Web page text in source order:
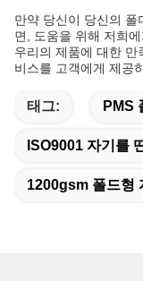
만약 당신이 당신의
면, 도움을 위해 저희
우리의 제품에 대한 만
비스를 고객에게 제공
태그: PMS
ISO9001 자기를
1200gsm 폴드형